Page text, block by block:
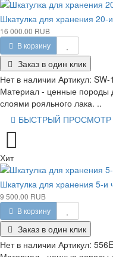
Шкатулка для хранения 20-
16 000.00 RUB
В корзину
Заказ в один клик
Нет в наличии Артикул: SW-
Материал - ценные породы
слоями рояльного лака. ..
БЫСТРЫЙ ПРОСМОТР
Хит
Шкатулка для хранения 5-и
9 500.00 RUB
В корзину
Заказ в один клик
Нет в наличии Артикул: